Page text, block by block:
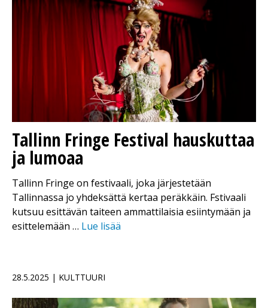
Tallinn Fringe Festival hauskuttaa
ja lumoaa
Tallinn Fringe on festivaali, joka järjestetään
Tallinnassa jo yhdeksättä kertaa peräkkäin. Fstivaali
kutsuu esittävän taiteen ammattilaisia esiintymään ja
esittelemään … Lue lisää
28.5.2025 | KULTTUURI